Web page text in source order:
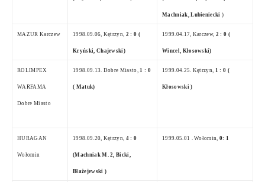
Machniak, Lubieniecki)
MAZUR Karczew 1998.09.06, Kętrzyn, 2 : 0 (
Kryński, Chajewski)
1999.04.17 , Karczew, 2 : 0 (
Wincel, Kłosowski)
ROLIMPEX
WARFAMA
Dobre Miasto
1998.09.13. Dobre Miasto,1 : 0
( Matuk)
1999.04.25. Kętrzyn, 1 : 0 (
Kłosowski )
HURAGAN
Wołomin
1998.09.20, Kętrzyn, 4 : 0
(Machniak M. 2, Bicki,
Błażejewski )
1999.05.01 . Wołomin,0: 1